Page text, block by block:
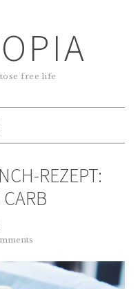
free life
REZEPT: